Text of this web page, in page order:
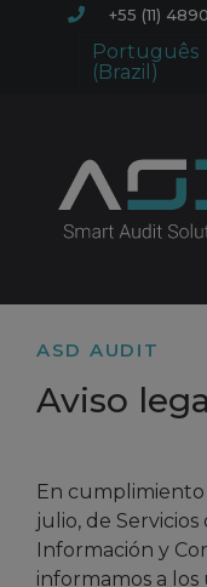
+55 (11)
Português
(Brazil)
ASD AUDIT
Aviso
En cumplimiento
julio, de
Información y
informamos a los